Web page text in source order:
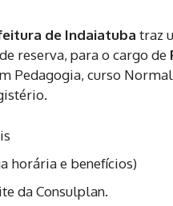
de Indaiatuba traz
reserva, para o cargo de
Pedagogia, curso
horária e benefícios)
da Consulplan.